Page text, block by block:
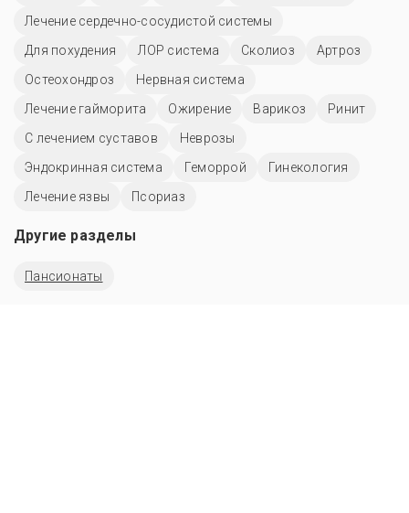
Лечение сердечно-сосудистой системы
Для похудения
ЛОР система Сколиоз
Артроз
Остеохондроз
Нервная система
Лечение гайморита
Ожирение Варикоз
Ринит
С лечением суставов
Неврозы
Эндокринная система
Геморрой
Гинекология
Лечение язвы
Псориаз
Другие разделы
Пансионаты